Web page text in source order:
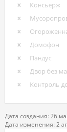
Консьерж
Домофон
Пандус
Двор без
Контроль
Дата создания: 26
Дата изменения: 2